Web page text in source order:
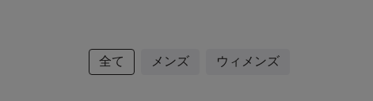
全て メンズ ウィメンズ